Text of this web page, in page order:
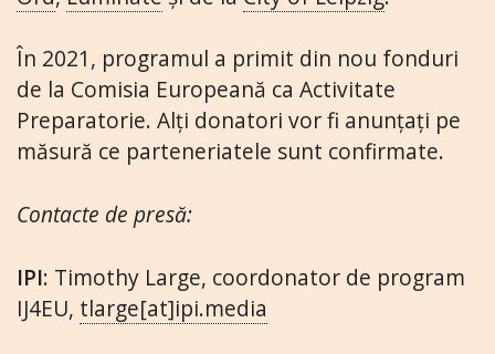
În 2021, programul a primit din nou fonduri
de la Comisia Europeană ca Activitate
Preparatorie. Alți donatori vor fi anunțați pe
măsură ce parteneriatele sunt confirmate.
Contacte de presă:
IPI: Timothy Large, coordonator de program
IJ4EU, tlarge[at]ipi.media